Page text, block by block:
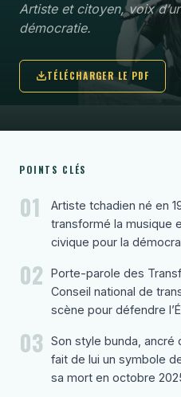
Artiste et citoyen, voix
démocratie.
TÉLÉCHARGER LE PDF
POINTS CLÉS
01
Artiste tchadien né en
transformé la musique
civique pour la
02
Porte-parole des
Conseil national de
scène pour défendre
03
Son style bunda, ancré
fait de lui un symbole
sa mort en octobre